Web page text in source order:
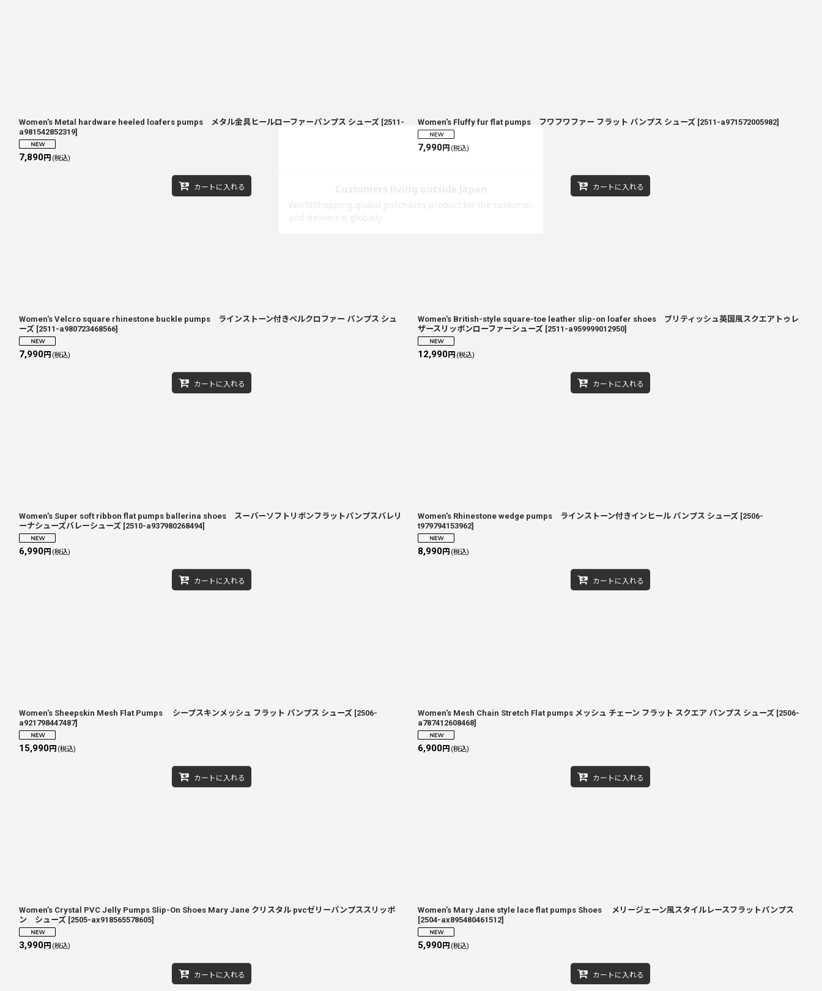
Women's Metal hardware heeled loafers pumps メタル金具ヒールローファーパンプス シューズ [2511-
a981542852319]
7,890円 (税込)
カートに入れる
Women's Fluffy fur flat pumps フワフワファー フラット パンプス シューズ [2511-a971572005982]
7,990円 (税込)
カートに入れる
Women's Velcro square rhinestone buckle pumps ラインストーン付きベルクロファー パンプス シュ
ーズ [2511-a980723468566]
7,990円 (税込)
カートに入れる
Women's British-style square-toe leather slip-on loafer shoes ブリティッシュ英国風スクエアトゥレ
ザースリッポンローファーシューズ [2511-a959999012950]
12,990円 (税込)
カートに入れる
Women's Super soft ribbon flat pumps ballerina shoes スーパーソフトリボンフラットパンプスバレリ
ーナシューズバレーシューズ [2510-a937980268494]
6,990円 (税込)
カートに入れる
Women's Rhinestone wedge pumps ラインストーン付きインヒール パンプス シューズ [2506-
t979794153962]
8,990円 (税込)
カートに入れる
Women's Sheepskin Mesh Flat Pumps シープスキンメッシュ フラット パンプス シューズ [2506-
a921798447487]
15,990円 (税込)
カートに入れる
Women's Mesh Chain Stretch Flat pumps メッシュ チェーン フラット スクエア パンプス シューズ [2506-
a787412608468]
6,900円 (税込)
カートに入れる
Women’s Crystal PVC Jelly Pumps Slip-On Shoes Mary Jane クリスタル pvcゼリーパンプススリッポ
ン シューズ [2505-ax918565578605]
3,990円 (税込)
カートに入れる
Women’s Mary Jane style lace flat pumps Shoes メリージェーン風スタイルレースフラットパンプス
[2504-ax895480461512]
5,990円 (税込)
カートに入れる